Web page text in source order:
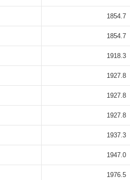
1854.7
1854.7
1918.3
1927.8
1927.8
1927.8
1937.3
1947.0
1976.5